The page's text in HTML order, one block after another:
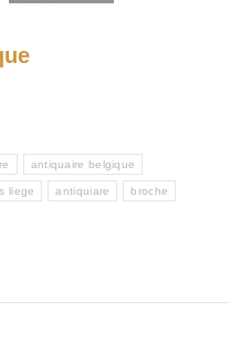
antiquaire belgique
liege antiquiare broche